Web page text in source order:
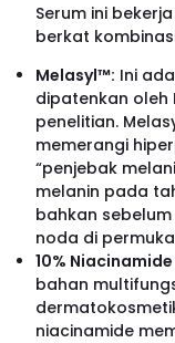
Serum ini
berkat
Melasyl™: Ini
dipatenkan oleh
penelitian.
memerangi
“penjebak
melanin pada
bahkan
noda di
10%
bahan
niacinamide